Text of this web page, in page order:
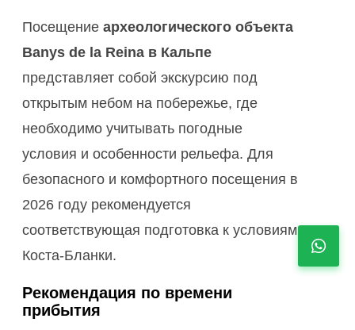
Посещение археологического объекта
Banys de la Reina в Кальпе
представляет собой экскурсию под
открытым небом на побережье, где
необходимо учитывать погодные
условия и особенности рельефа. Для
безопасного и комфортного посещения в
2026 году рекомендуется
соответствующая подготовка к условиям
Коста-Бланки.
Рекомендация по времени
прибытия